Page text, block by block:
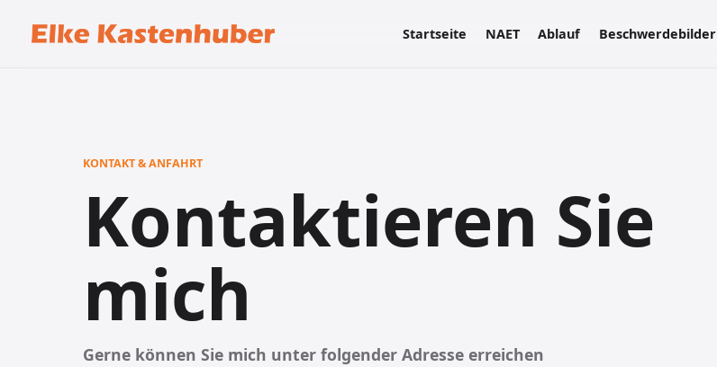
Startseite NAET Ablauf Beschwerdebilder
KONTAKT & ANFAHRT
Kontaktieren Sie
mich
Gerne können Sie mich unter folgender Adresse erreichen